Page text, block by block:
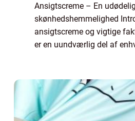
Ansigtscreme – En udødelig
skønhedshemmelighed
ansigtscreme og vigtige
er en uundværlig del af
tegn på aldring ...